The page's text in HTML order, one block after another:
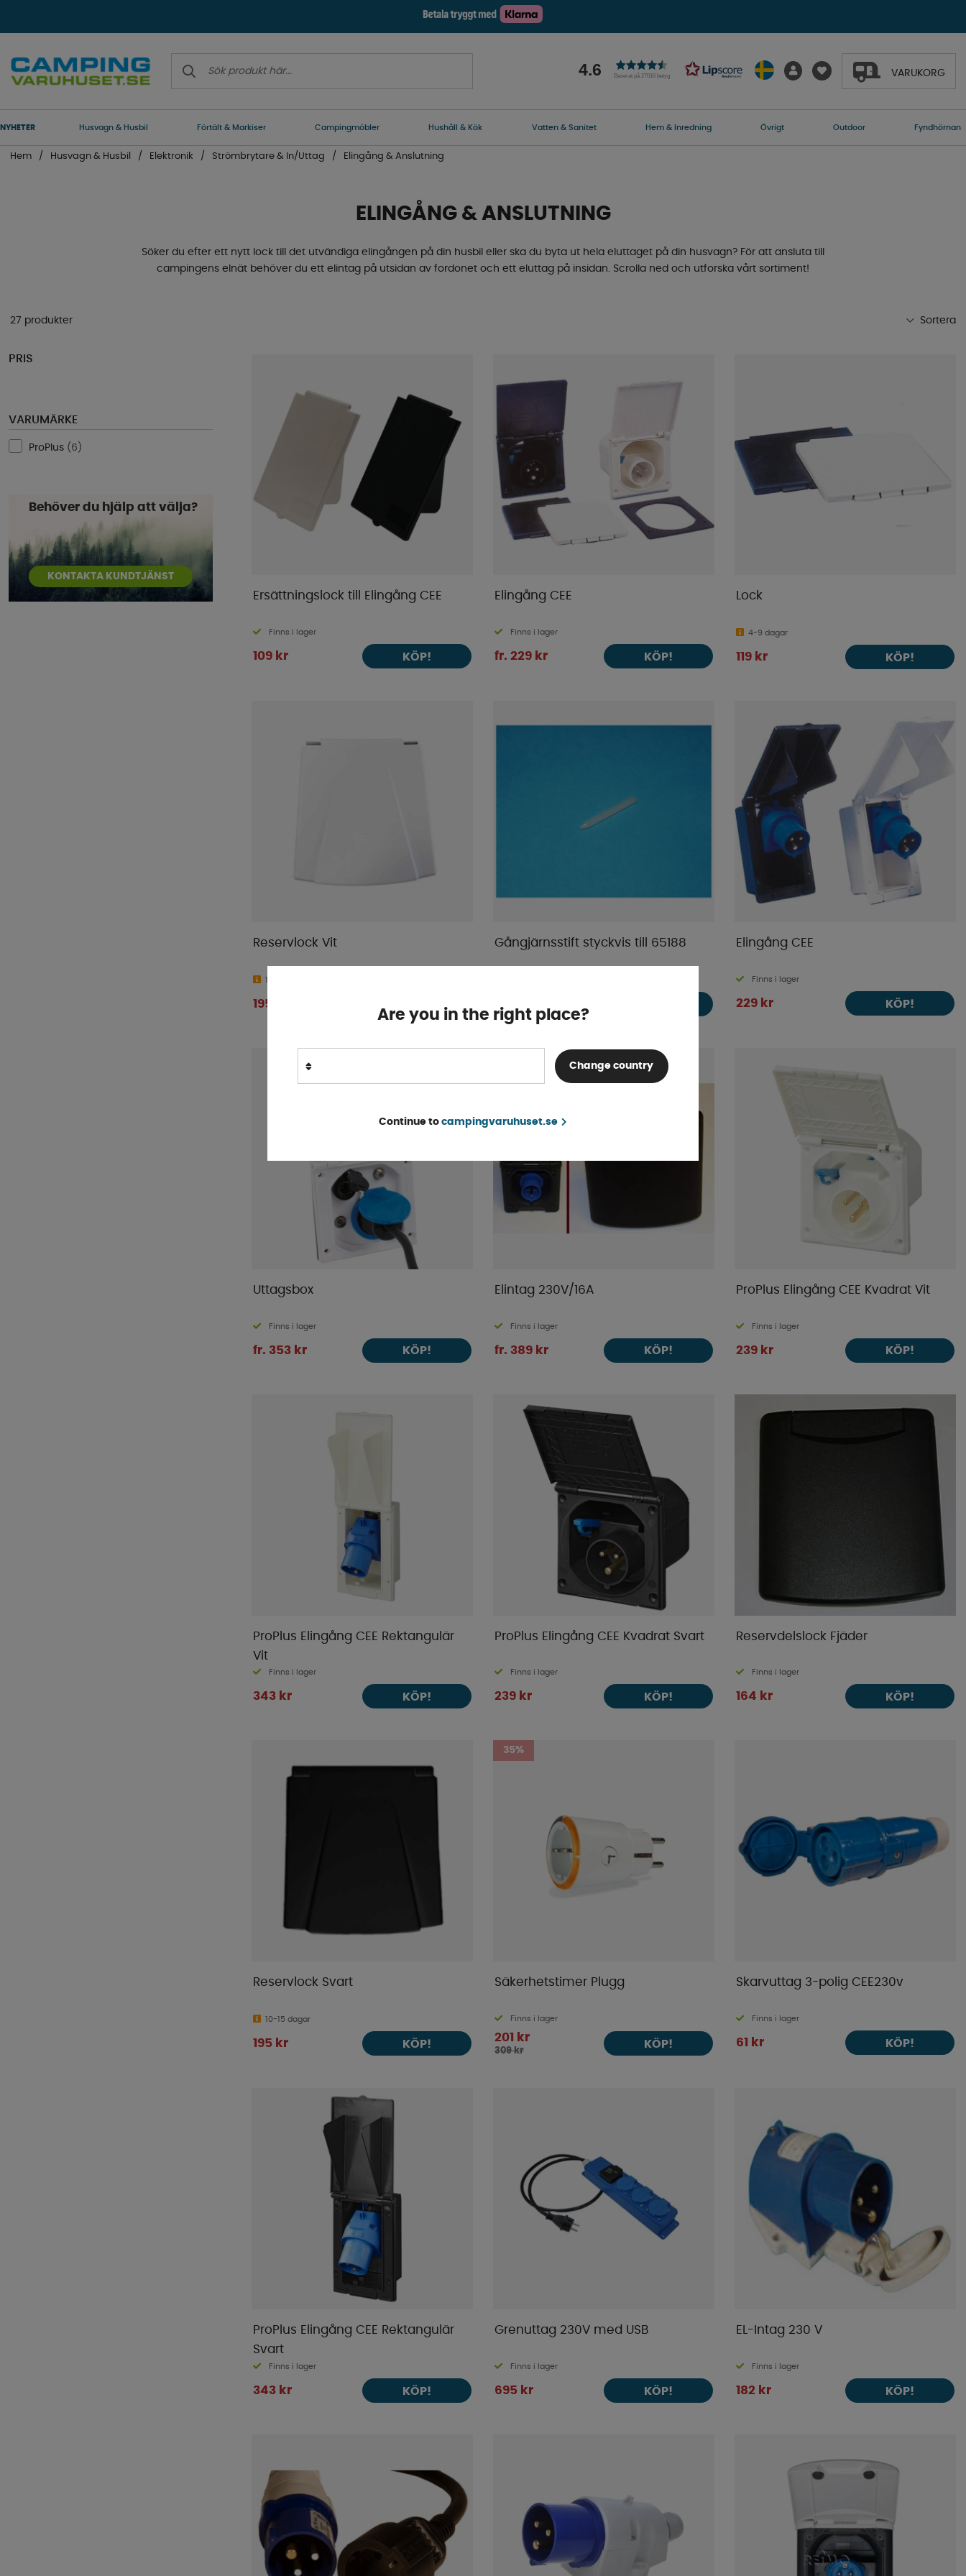
4.6 Baserat på 27016 betyg VARUKORG
NYHETER Husvagn & Husbil Förtält & Markiser Campingmöbler Hushåll & Kök Vatten & Sanitet Hem & Inredning Övrigt Outdoor Fyndhörnan
Hem Husvagn & Husbil Elektronik Strömbrytare & In/Uttag Elingång & Anslutning
ELINGÅNG & ANSLUTNING
Söker du efter ett nytt lock till det utvändiga elingången på din husbil eller ska du byta ut hela eluttaget på din husvagn? För att ansluta till
campingens elnät behöver du ett elintag på utsidan av fordonet och ett eluttag på insidan. Scrolla ned och utforska vårt sortiment!
Sortera
Lägsta pris
Publiceringsdatum
27 produkter
PRIS
VARUMÄRKE
ProPlus ( 6 )
Behöver du hjälp att välja?
KONTAKTA KUNDTJÄNST
Ersättningslock till Elingång CEE
Finns i lager
109 kr KÖP!
Elingång CEE
Finns i lager
fr. 229 kr KÖP!
Lock
4-9 dagar
119 kr KÖP!
Reservlock Vit
10-15 dagar
195 kr
Gångjärnsstift styckvis till 65188 Elingång CEE
Finns i lager
229 kr KÖP!
Uttagsbox
Finns i lager
fr. 353 kr KÖP!
Elintag 230V/16A
Finns i lager
fr. 389 kr KÖP!
ProPlus Elingång CEE Kvadrat Vit
Finns i lager
239 kr KÖP!
ProPlus Elingång CEE Rektangulär
Vit
Finns i lager
343 kr KÖP!
ProPlus Elingång CEE Kvadrat Svart
Finns i lager
239 kr KÖP!
Reservdelslock Fjäder
Finns i lager
164 kr KÖP!
Reservlock Svart
10-15 dagar
195 kr KÖP!
35%
Säkerhetstimer Plugg
Finns i lager
201 kr
309 kr
KÖP!
Skarvuttag 3-polig CEE230v
Finns i lager
61 kr KÖP!
ProPlus Elingång CEE Rektangulär
Svart
Finns i lager
343 kr KÖP!
Grenuttag 230V med USB
Finns i lager
695 kr KÖP!
EL-Intag 230 V
Finns i lager
182 kr KÖP!
Are you in the right place?
Change country
Continue to campingvaruhuset.se